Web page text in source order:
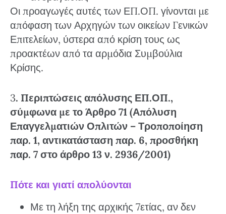
Οι προαγωγές αυτές των ΕΠ.ΟΠ. γίνονται με
απόφαση των Αρχηγών των οικείων Γενικών
Επιτελείων, ύστερα από κρίση τους ως
προακτέων από τα αρμόδια Συμβούλια
Κρίσης.
3. Περιπτώσεις απόλυσης ΕΠ.ΟΠ.,
σύμφωνα με το Άρθρο 71 (Απόλυση
Επαγγελματιών Οπλιτών – Τροποποίηση
παρ. 1, αντικατάσταση παρ. 6, προσθήκη
παρ. 7 στο άρθρο 13 ν. 2936/2001)
Πότε και γιατί απολύονται
Με τη λήξη της αρχικής 7ετίας, αν δεν